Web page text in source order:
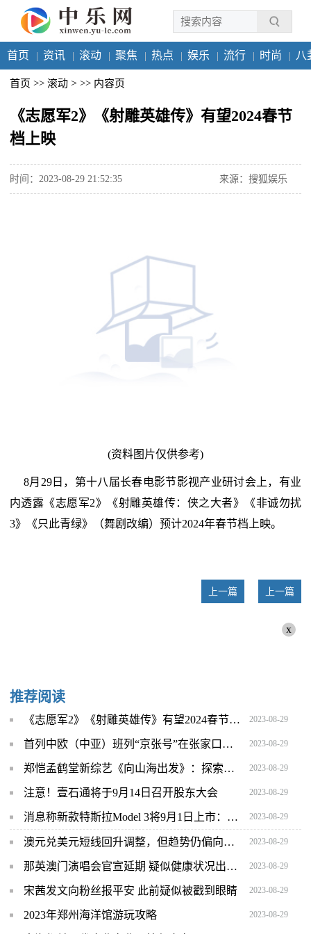
首页 资讯 滚动 聚焦 热点 娱乐 流行 时尚 八
首页 >> 滚动 > >> 内容页
《志愿军2》《射雕英雄传》有望2024春节
档上映
时间：2023-08-29 21:52:35 来源：搜狐娱乐
(资料图片仅供参考)
8月29日，第十八届长春电影节影视产业研讨会上，有业
内透露《志愿军2》《射雕英雄传：侠之大者》《非诚勿扰
3》《只此青绿》（舞剧改编）预计2024年春节档上映。
上一篇 上一篇
x
推荐阅读
《志愿军2》《射雕英雄传》有望2024春节档上映 2023-08-29
首列中欧（中亚）班列“京张号”在张家口下花园站发车 2023-08-29
郑恺孟鹤堂新综艺《向山海出发》：探索新疆小众景点 主打说走就走的真实露营 2023-08-29
注意！壹石通将于9月14日召开股东大会 2023-08-29
消息称新款特斯拉Model 3将9月1日上市：价格定在20万元左右 2023-08-29
澳元兑美元短线回升调整，但趋势仍偏向空头 2023-08-29
那英澳门演唱会官宣延期 疑似健康状况出问题 2023-08-29
宋茜发文向粉丝报平安 此前疑似被戳到眼睛 2023-08-29
2023年郑州海洋馆游玩攻略 2023-08-29